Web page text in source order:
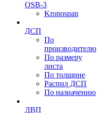
OSB-3
Kronospan
ДСП
По
производителю
По размеру
листа
По толщине
Распил ДСП
По назначению
ДВП